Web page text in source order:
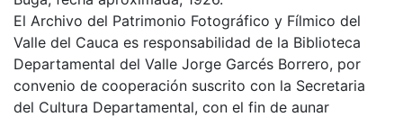
El Archivo del Patrimonio Fotográfico y Fílmico del
Valle del Cauca es responsabilidad de la Biblioteca
Departamental del Valle Jorge Garcés Borrero, por
convenio de cooperación suscrito con la Secretaria
del Cultura Departamental, con el fin de aunar